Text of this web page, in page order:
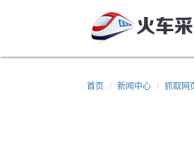
首页 新闻中心 抓取网